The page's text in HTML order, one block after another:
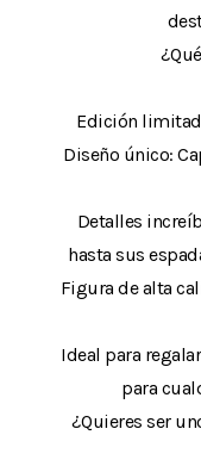
Edición
Diseño único:
Detalles
hasta sus
Figura de alta
Ideal para
para
¿Quieres ser